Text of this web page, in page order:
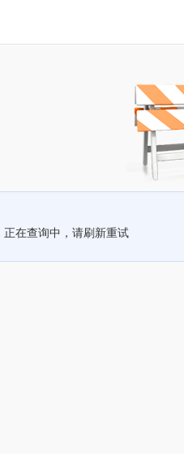
正在查询中，请刷新重试